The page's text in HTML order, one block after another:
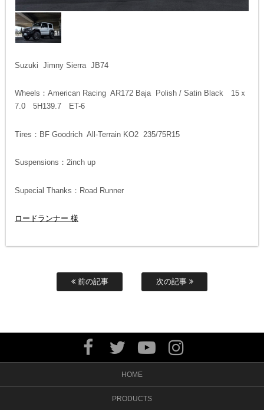
Suzuki Jimny Sierra JB74
Wheels：American Racing AR172 Baja Polish / Satin Black 15ｘ
7.0 5H139.7 ET-6
Tires：BF Goodrich All-Terrain KO2 235/75R15
Suspensions：2inch up
Supecial Thanks：Road Runner
ロードランナー 様
前の記事 次の記事
HOME
PRODUCTS